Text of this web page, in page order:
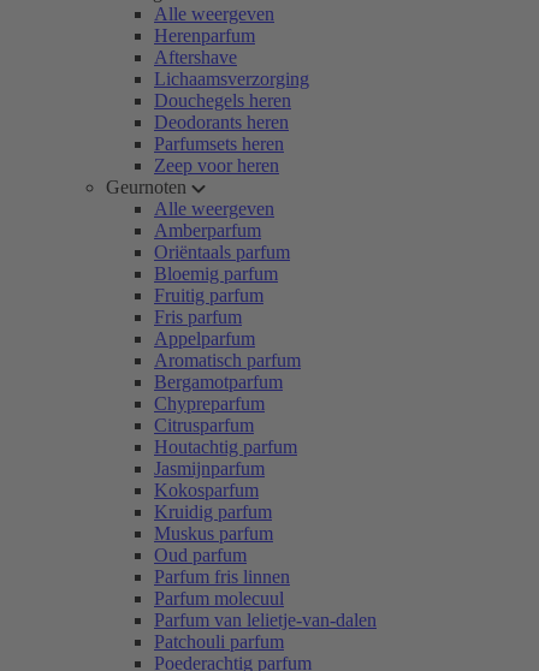
Alle weergeven
Herenparfum
Aftershave
Lichaamsverzorging
Douchegels heren
Deodorants heren
Parfumsets heren
Zeep voor heren
Geurnoten
Alle weergeven
Amberparfum
Oriëntaals parfum
Bloemig parfum
Fruitig parfum
Fris parfum
Appelparfum
Aromatisch parfum
Bergamotparfum
Chypreparfum
Citrusparfum
Houtachtig parfum
Jasmijnparfum
Kokosparfum
Kruidig parfum
Muskus parfum
Oud parfum
Parfum fris linnen
Parfum molecuul
Parfum van lelietje-van-dalen
Patchouli parfum
Poederachtig parfum